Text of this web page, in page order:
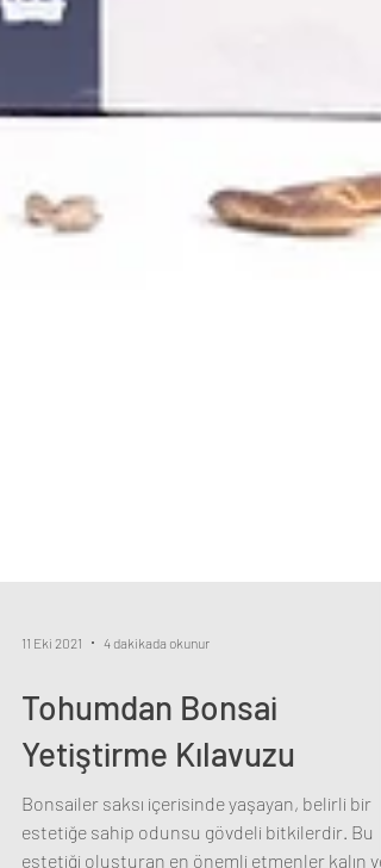
11 Eki 2021 4 dakikada okunur
Tohumdan Bonsai
Yetiştirme Kılavuzu
Bonsailer saksı içerisinde yaşayan, belirli bir